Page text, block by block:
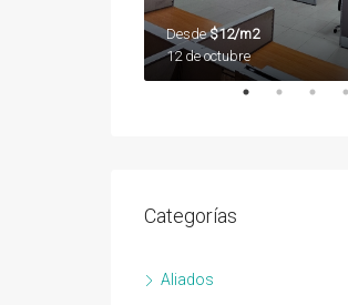
Desde$12/m2
12 de octubre
Categorías
Aliados